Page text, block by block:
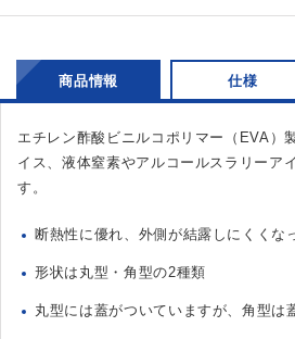
商品情報 仕様
エチレン酢酸ビニルコポリマー（EVA）
イス、液体窒素やアルコールスラリーア
す。
断熱性に優れ、外側が結露しにくくな
形状は丸型・角型の2種類
丸型には蓋がついていますが、角型は